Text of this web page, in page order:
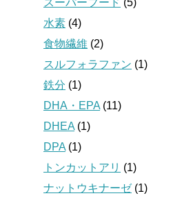
スーパーフード (5)
水素 (4)
食物繊維 (2)
スルフォラファン (1)
鉄分 (1)
DHA・EPA (11)
DHEA (1)
DPA (1)
トンカットアリ (1)
ナットウキナーゼ(1)